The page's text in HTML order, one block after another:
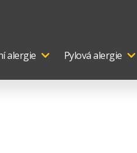
alergie Pylová alergie